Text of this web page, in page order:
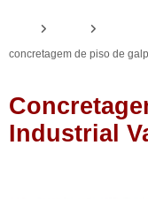
concretagem de piso de
Industrial